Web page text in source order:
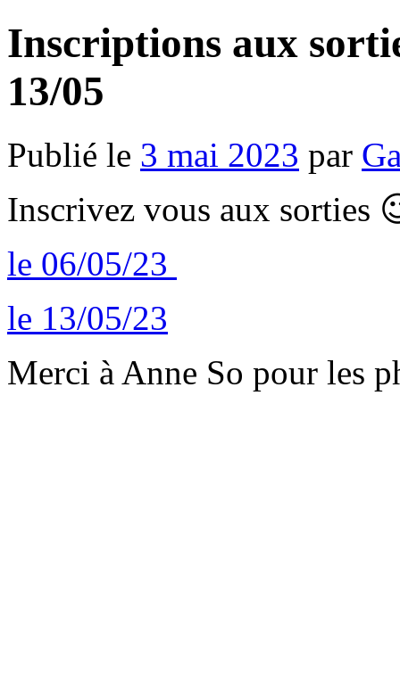
Inscriptions aux
13/05
Publié le 3 mai 2023 par
Inscrivez vous aux sorties
le 06/05/23
le 13/05/23
Merci à Anne So pour les